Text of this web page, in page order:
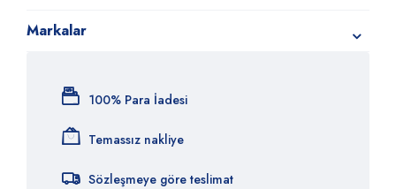
Markalar
100% Para İadesi
Temassız nakliye
Sözleşmeye göre teslimat